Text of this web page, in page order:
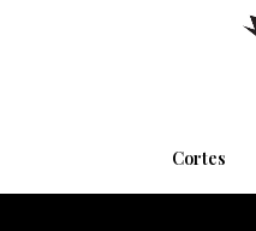
Cortes